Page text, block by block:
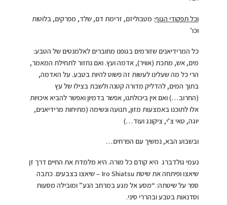
וכל תפקודי הגוף: מטבוליזם, זרימת דם, שלד, מפרקים, בלוטות
וכו’
כל המרידיאנים שזורמים בגופנו מחוברים לאלמנטים של הטבע:
מים, אש, מתכת (אוויר), אדמה ועץ. ואם נחזור לתחילת המאמר,
הרי כל מה שעלינו לעשות זה פשוט להיות בטבע. על האדמה,
בתוך המים, להדליק מדורה קטנה ולשבת בצילו של עץ
(החרוב…) ואם אין ביכולתנו, אפשר בדמיון ואפשר להביא איכויות
אלו לתוכנו באמצעות מזון, תנועה ונשימה (מתיחות מרידיאנים,
יוגה, טאי צ’י, ציקונג ועוד…)
ובשבוע הבא, נמשיך עם הפרחים…
נעמי גולדברג היא קודם כל מורה. היא מלמדת את החיים דרך זן
שיאצו ופיתחה את שיטת Iro Shiatsu – שיאצו בצבעים. כתבה
ספר על שיטתה: “מסע אל מגע במרחב הנע” ומובילה מסעות
וסדנאות בטבע ובהררי סיני.